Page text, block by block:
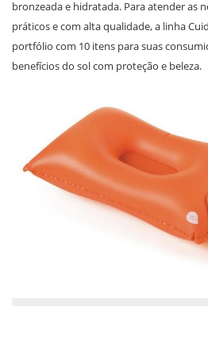
bronzeada e hidratada. Para atender as
práticos e com alta qualidade, a linha
portfólio com 10 itens para suas
benefícios do sol com proteção e beleza.